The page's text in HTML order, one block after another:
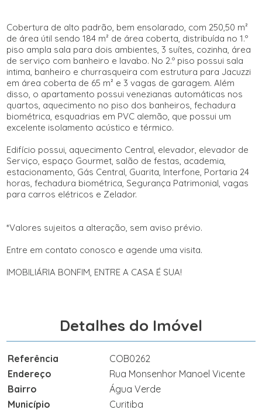
Cobertura de alto padrão, bem ensolarado, com 250,50 m²
de área útil sendo 184 m² de área coberta, distribuída no 1.º
piso ampla sala para dois ambientes, 3 suítes, cozinha, área
de serviço com banheiro e lavabo. No 2.º piso possui sala
intima, banheiro e churrasqueira com estrutura para Jacuzzi
em área coberta de 65 m² e 3 vagas de garagem. Além
disso, o apartamento possui venezianas automáticas nos
quartos, aquecimento no piso dos banheiros, fechadura
biométrica, esquadrias em PVC alemão, que possui um
excelente isolamento acústico e térmico.
Edifício possui, aquecimento Central, elevador, elevador de
Serviço, espaço Gourmet, salão de festas, academia,
estacionamento, Gás Central, Guarita, Interfone, Portaria 24
horas, fechadura biométrica, Segurança Patrimonial, vagas
para carros elétricos e Zelador.
*Valores sujeitos a alteração, sem aviso prévio.
Entre em contato conosco e agende uma visita.
IMOBILIÁRIA BONFIM, ENTRE A CASA É SUA!
Detalhes do Imóvel
Referência
COB0262
Endereço
Rua Monsenhor Manoel Vicente
Bairro
Água Verde
Município
Curitiba